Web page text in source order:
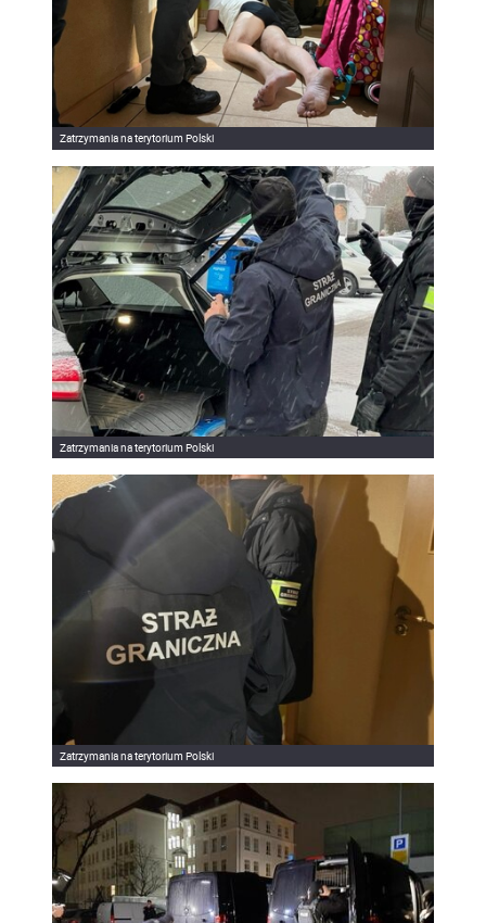
Zatrzymania na terytorium Polski
Zatrzymania na terytorium Polski
Zatrzymania na terytorium Polski